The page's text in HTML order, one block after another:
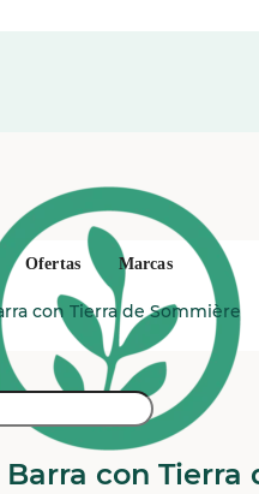
Ofertas Marcas
con Tierra de Sommière
con Tierra